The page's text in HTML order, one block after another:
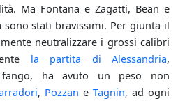
Ma Fontana e Zagatti, Bean e
stati bravissimi. Per giunta il
neutralizzare i grossi calibri
la partita di Alessandria,
ha avuto un peso non
, Pozzan e Tagnin, ad ogni